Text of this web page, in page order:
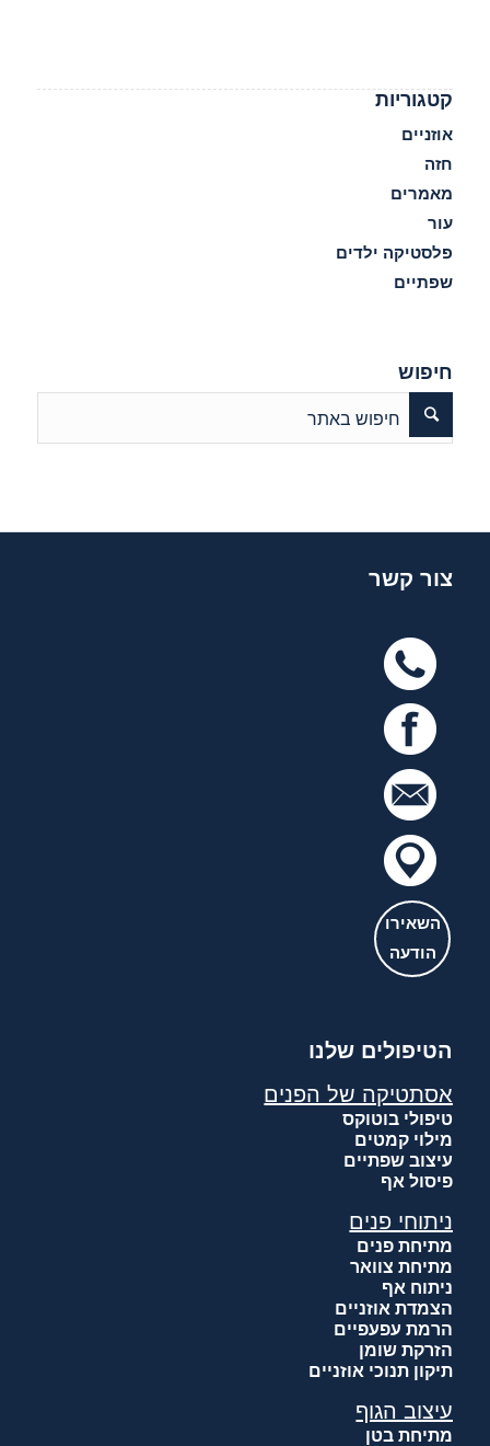
קטגוריות
אוזניים
חזה
מאמרים
עור
פלסטיקה ילדים
שפתיים
חיפוש
צור קשר
השאירו
הודעה
הטיפולים שלנו
אסתטיקה של הפנים
טיפולי בוטוקס
מילוי קמטים
עיצוב שפתיים
פיסול אף
ניתוחי פנים
מתיחת פנים
מתיחת צוואר
ניתוח אף
הצמדת אוזניים
הרמת עפעפיים
הזרקת שומן
תיקון תנוכי אוזניים
עיצוב הגוף
מתיחת בטן